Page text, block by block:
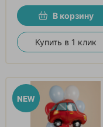
В корзину
Купить в 1 клик